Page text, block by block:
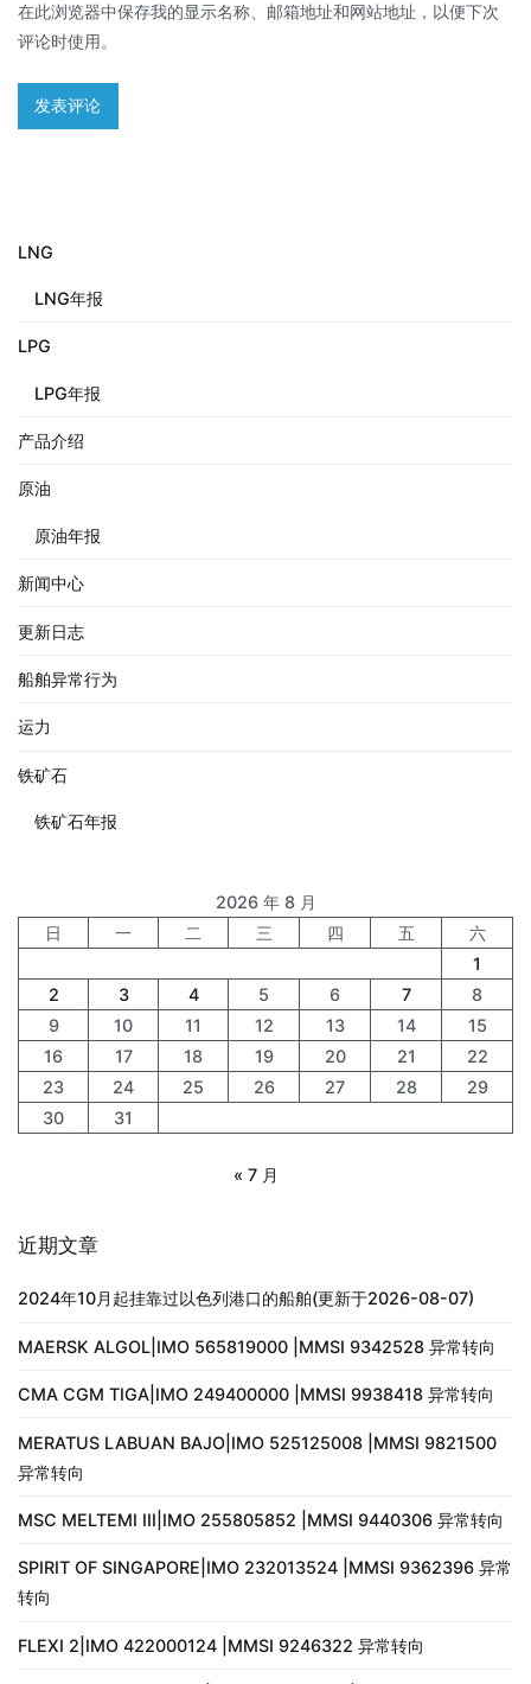
在此浏览器中保存我的显示名称、邮箱地址和网站地址，以便下次
评论时使用。
LNG
LNG年报
LPG
LPG年报
产品介绍
原油
原油年报
新闻中心
更新日志
船舶异常行为
运力
铁矿石
铁矿石年报
2026 年 8 月
日
一 二 三 四 五
六
1
2
3 4 5 6 7
8
9
10 11 12 13 14
15
16
17 18 19 20 21
22
23
24 25 26 27 28
29
30
31
« 7 月
近期文章
2024年10月起挂靠过以色列港口的船舶(更新于2026-08-07)
MAERSK ALGOL|IMO 565819000 |MMSI 9342528 异常转向
CMA CGM TIGA|IMO 249400000 |MMSI 9938418 异常转向
MERATUS LABUAN BAJO|IMO 525125008 |MMSI 9821500
异常转向
MSC MELTEMI III|IMO 255805852 |MMSI 9440306 异常转向
SPIRIT OF SINGAPORE|IMO 232013524 |MMSI 9362396 异常
转向
FLEXI 2|IMO 422000124 |MMSI 9246322 异常转向